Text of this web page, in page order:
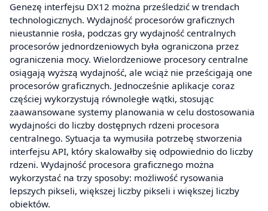
Genezę interfejsu DX12 można prześledzić w trendach
technologicznych. Wydajność procesorów graficznych
nieustannie rosła, podczas gry wydajność centralnych
procesorów jednordzeniowych była ograniczona przez
ograniczenia mocy. Wielordzeniowe procesory centralne
osiągają wyższą wydajność, ale wciąż nie prześcigają one
procesorów graficznych. Jednocześnie aplikacje coraz
częściej wykorzystują równoległe wątki, stosując
zaawansowane systemy planowania w celu dostosowania
wydajności do liczby dostępnych rdzeni procesora
centralnego. Sytuacja ta wymusiła potrzebę stworzenia
interfejsu API, który skalowałby się odpowiednio do liczby
rdzeni. Wydajność procesora graficznego można
wykorzystać na trzy sposoby: możliwość rysowania
lepszych pikseli, większej liczby pikseli i większej liczby
obiektów.